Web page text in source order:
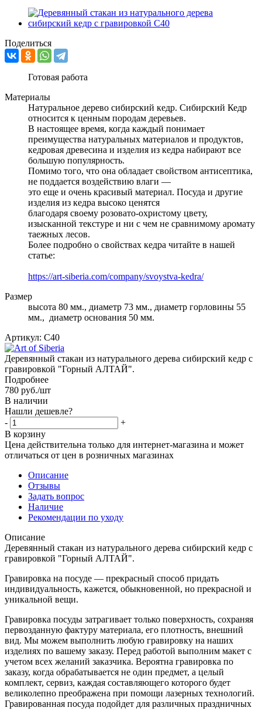
Поделиться
Готовая работа
Материалы
Натуральное дерево сибирский кедр. Сибирский Кедр
относится к ценным породам деревьев.
В настоящее время, когда каждый понимает
преимущества натуральных материалов и продуктов,
кедровая древесина и изделия из кедра набирают все
большую популярность.
Помимо того, что она обладает свойством антисептика,
не поддается воздействию влаги —
это еще и очень красивый материал. Посуда и другие
изделия из кедра высоко ценятся
благодаря своему розовато-охристому цвету,
изысканной текстуре и ни с чем не сравнимому аромату
таежных лесов.
Более подробно о свойствах кедра читайте в нашей
статье:
https://art-siberia.com/company/svoystva-kedra/
Размер
высота 80 мм., диаметр 73 мм., диаметр горловины 55
мм., диаметр основания 50 мм.
Артикул: C40
Деревянный стакан из натурального дерева сибирский кедр с
гравировкой "Горный АЛТАЙ".
Подробнее
780 руб./шт
В наличии
Нашли дешевле?
-
+
В корзину
Цена действительна только для интернет-магазина и может
отличаться от цен в розничных магазинах
Описание
Отзывы
Задать вопрос
Наличие
Рекомендации по уходу
Описание
Деревянный стакан из натурального дерева сибирский кедр с
гравировкой "Горный АЛТАЙ".
Гравировка на посуде — прекрасный способ придать
индивидуальность, кажется, обыкновенной, но прекрасной и
уникальной вещи.
Гравировка посуды затрагивает только поверхность, сохраняя
первозданную фактуру материала, его плотность, внешний
вид. Мы можем выполнить любую гравировку на наших
изделиях по вашему заказу. Перед работой выполним макет с
учетом всех желаний заказчика. Вероятна гравировка по
заказу, когда обрабатывается не один предмет, а целый
комплект, сервиз, каждая составляющего которого будет
великолепно преображена при помощи лазерных технологий.
Гравированная посуда подойдет для различных праздничных